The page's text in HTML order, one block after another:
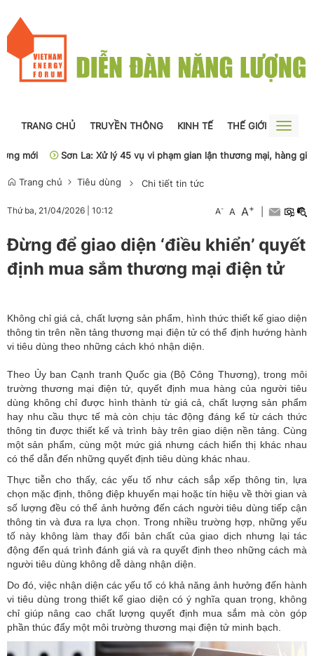
TRANG CHỦ TRUYỀN THÔNG KINH TẾ THẾ GIỚI
Toggle
mới
Sơn La: Xử lý 45 vụ vi phạm gian lận thương mại, hàng giả
Trang chủ Tiêu dùng Chi tiết tin tức
Thứ ba, 21/04/2026 10:12 A- A A+
Đừng để giao diện ‘điều khiển’ quyết
định mua sắm thương mại điện tử
Không chỉ giá cả, chất lượng sản phẩm, hình thức thiết kế giao diện
thông tin trên nền tảng thương mại điện tử có thể định hướng hành
vi tiêu dùng theo những cách khó nhận diện.
Theo Ủy ban Cạnh tranh Quốc gia (Bộ Công Thương), trong môi
trường thương mại điện tử, quyết định mua hàng của người tiêu
dùng không chỉ được hình thành từ giá cả, chất lượng sản phẩm
hay nhu cầu thực tế mà còn chịu tác động đáng kể từ cách thức
thông tin được thiết kế và trình bày trên giao diện nền tảng. Cùng
một sản phẩm, cùng một mức giá nhưng cách hiển thị khác nhau
có thể dẫn đến những quyết định tiêu dùng khác nhau.
Thực tiễn cho thấy, các yếu tố như cách sắp xếp thông tin, lựa
chọn mặc định, thông điệp khuyến mại hoặc tín hiệu về thời gian và
số lượng đều có thể ảnh hưởng đến cách người tiêu dùng tiếp cận
thông tin và đưa ra lựa chọn. Trong nhiều trường hợp, những yếu
tố này không làm thay đổi bản chất của giao dịch nhưng lại tác
động đến quá trình đánh giá và ra quyết định theo những cách mà
người tiêu dùng không dễ dàng nhận diện.
Do đó, việc nhận diện các yếu tố có khả năng ảnh hưởng đến hành
vi tiêu dùng trong thiết kế giao diện có ý nghĩa quan trọng, không
chỉ giúp nâng cao chất lượng quyết định mua sắm mà còn góp
phần thúc đẩy một môi trường thương mại điện tử minh bạch.